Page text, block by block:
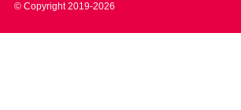
© Copyright 2019-2026